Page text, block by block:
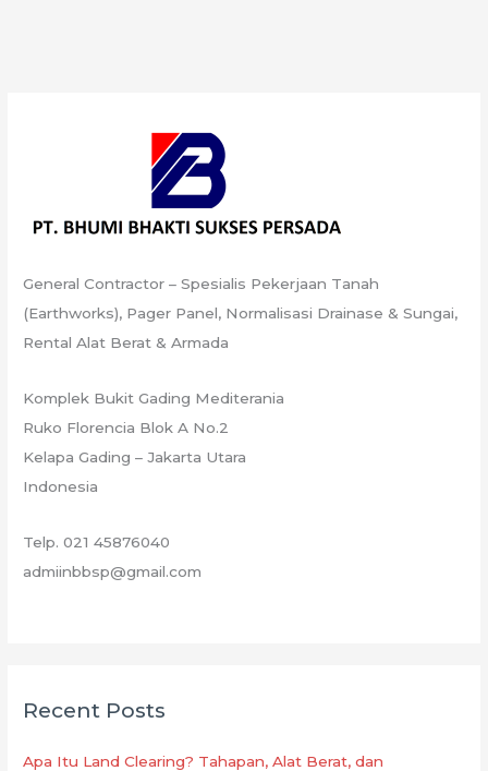
General Contractor – Spesialis Pekerjaan Tanah
(Earthworks), Pager Panel, Normalisasi Drainase & Sungai,
Rental Alat Berat & Armada
Komplek Bukit Gading Mediterania
Ruko Florencia Blok A No.2
Kelapa Gading – Jakarta Utara
Indonesia
Telp. 021 45876040
admiinbbsp@gmail.com
Recent Posts
Apa Itu Land Clearing? Tahapan, Alat Berat, dan